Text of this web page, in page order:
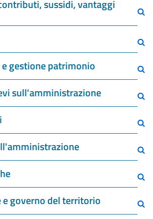
sussidi, vantaggi
gestione patrimonio
sull'amministrazione
governo del territorio